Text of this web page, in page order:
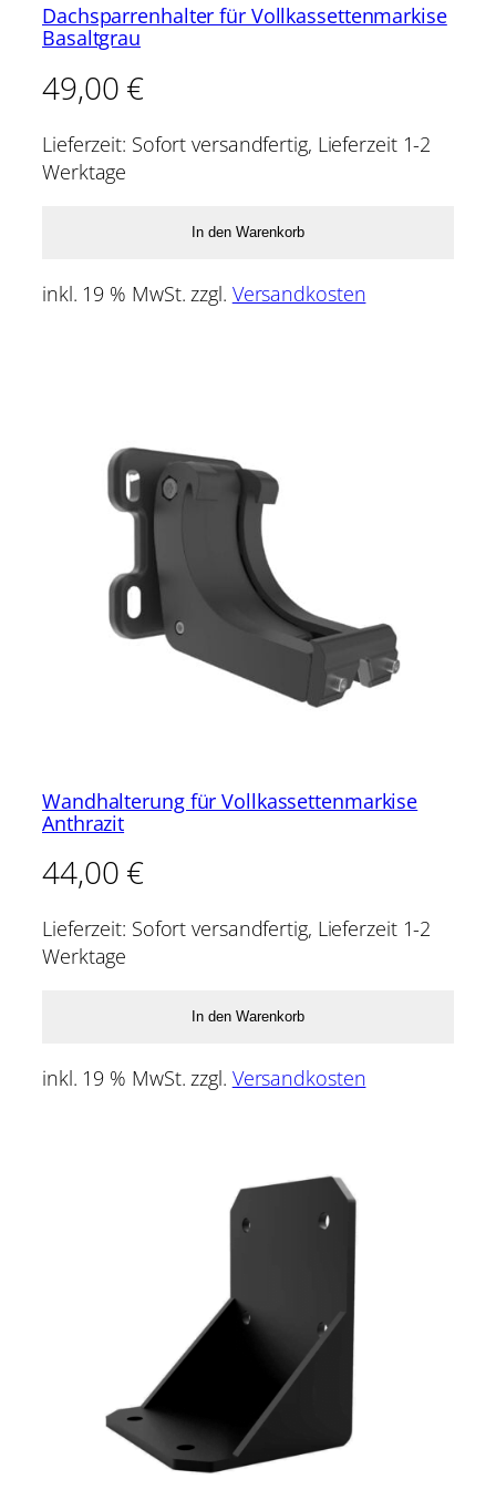
Dachsparrenhalter für Vollkassettenmarkise
Basaltgrau
49,00 €
Lieferzeit: Sofort versandfertig, Lieferzeit 1-2
Werktage
In den Warenkorb
inkl. 19 % MwSt. zzgl. Versandkosten
Wandhalterung für Vollkassettenmarkise
Anthrazit
44,00 €
Lieferzeit: Sofort versandfertig, Lieferzeit 1-2
Werktage
In den Warenkorb
inkl. 19 % MwSt. zzgl. Versandkosten